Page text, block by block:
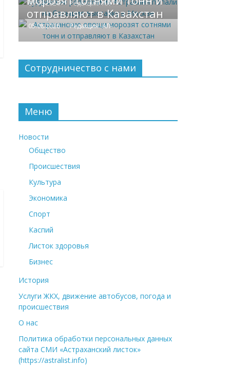
05.08.2026 Редакция -АЛ-
отправляют в Казахстан
05.08.2026 Редакция -АЛ-
Сотрудничество с нами
Меню
Новости
Общество
Происшествия
Культура
Экономика
Спорт
Каспий
Листок здоровья
Бизнес
История
Услуги ЖКХ, движение автобусов, погода и
происшествия
О нас
Политика обработки персональных данных
сайта СМИ «Астраханский листок»
(https://astralist.info)